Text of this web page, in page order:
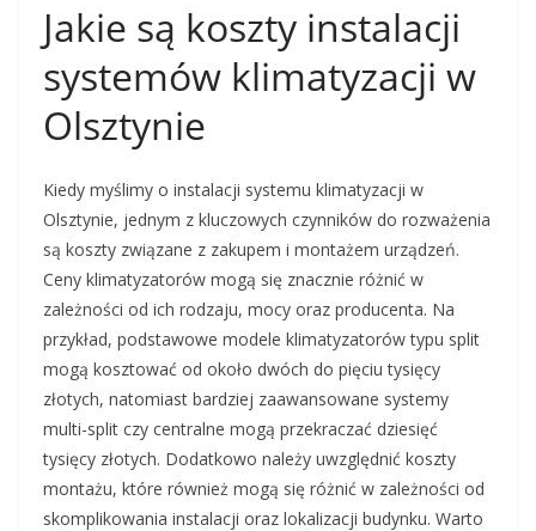
Jakie są koszty instalacji
systemów klimatyzacji w
Olsztynie
Kiedy myślimy o instalacji systemu klimatyzacji w
Olsztynie, jednym z kluczowych czynników do rozważenia
są koszty związane z zakupem i montażem urządzeń.
Ceny klimatyzatorów mogą się znacznie różnić w
zależności od ich rodzaju, mocy oraz producenta. Na
przykład, podstawowe modele klimatyzatorów typu split
mogą kosztować od około dwóch do pięciu tysięcy
złotych, natomiast bardziej zaawansowane systemy
multi-split czy centralne mogą przekraczać dziesięć
tysięcy złotych. Dodatkowo należy uwzględnić koszty
montażu, które również mogą się różnić w zależności od
skomplikowania instalacji oraz lokalizacji budynku. Warto